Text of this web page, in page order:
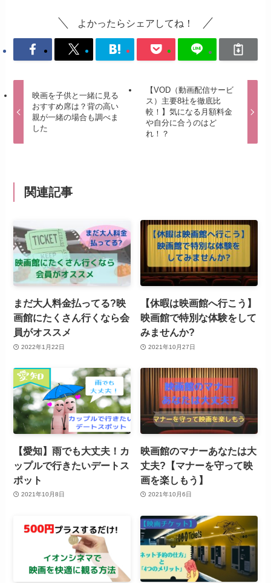
よかったらシェアしてね！
映画を子供と一緒に見る
おすすめ席は？背の高い
親が一緒の場合も調べま
した
【VOD（動画配信サービ
ス）主要8社を徹底比
較！】気になる月額料金
や自分に合うのはど
れ！？
関連記事
まだ大人料金払ってる?映
画館にたくさん行くなら会
員がオススメ
2022年1月22日
【休暇は映画館へ行こう】
映画館で特別な体験をして
みませんか?
2021年10月27日
【愛知】雨でも大丈夫！カ
ップルで行きたいデートス
ポット
2021年10月8日
映画館のマナーあなたは大
丈夫?【マナーを守って映
画を楽しもう】
2021年10月6日